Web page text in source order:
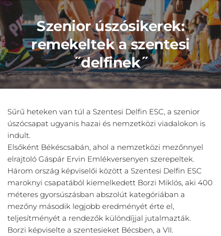
Szenior úszósikerek:
remekeltek a szentesi
˝delfinek˝
Sűrű heteken van túl a Szentesi Delfin ESC, a szenior
úszócsapat ugyanis hazai és nemzetközi viadalokon is
indult.
Elsőként Békéscsabán, ahol a nemzetközi mezőnnyel
elrajtoló Gáspár Ervin Emlékversenyen szerepeltek.
Három ország képviselői között a Szentesi Delfin ESC
maroknyi csapatából kiemelkedett Borzi Miklós, aki 400
méteres gyorsúszásban abszolút kategóriában a
mezőny második legjobb eredményét érte el,
teljesítményét a rendezők különdíjjal jutalmazták.
Borzi képviselte a szentesieket Bécsben, a VII.